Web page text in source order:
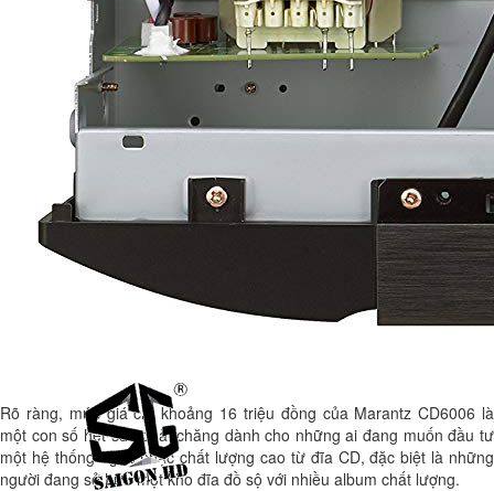
Rõ ràng, mức giá chỉ khoảng 16 triệu đồng của Marantz CD6006 là
một con số hết sức phải chăng dành cho những ai đang muốn đầu tư
một hệ thống nghe nhạc chất lượng cao từ đĩa CD, đặc biệt là những
người đang sở hữu một kho đĩa đồ sộ với nhiều album chất lượng.